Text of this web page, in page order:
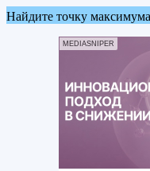
Найдите точку
MEDIASNIPER